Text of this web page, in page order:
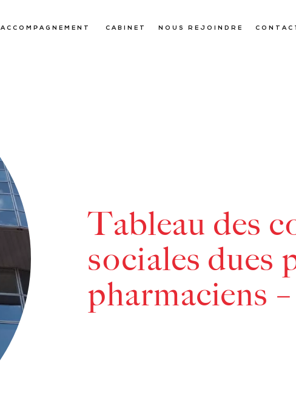
ACCOMPAGNEMENT CABINET NOUS REJOINDRE
Tableau des
sociales dues
pharmaciens